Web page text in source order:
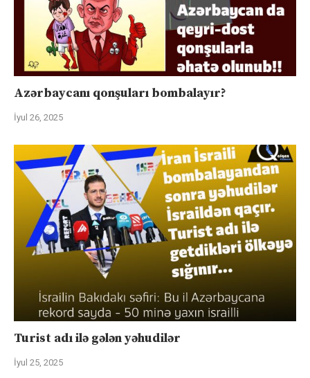
Azərbaycanı qonşuları bombalayır?
İyul 26, 2025
Turist adı ilə gələn yəhudilər
İyul 25, 2025